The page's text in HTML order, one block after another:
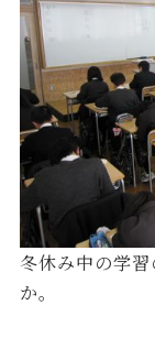
冬休み中の学
か。